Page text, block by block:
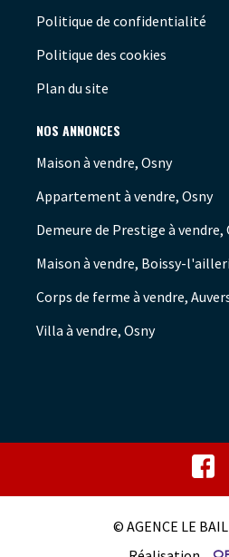
Politique de confidentialité
Politique des cookies
Plan du site
NOS ANNONCES
Maison à vendre, Osny
Appartement à vendre, Osny
Demeure de Prestige à vendre,
Maison à vendre, Boissy-
Corps de ferme à vendre,
Villa à vendre, Osny
© AGENCE LE